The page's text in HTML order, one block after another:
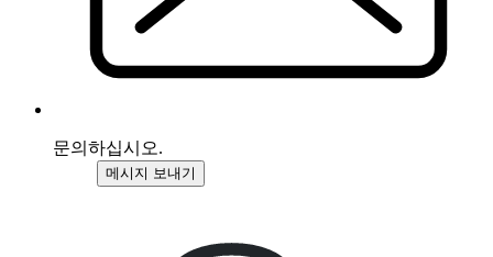
문의하십시오.
메시지 보내기